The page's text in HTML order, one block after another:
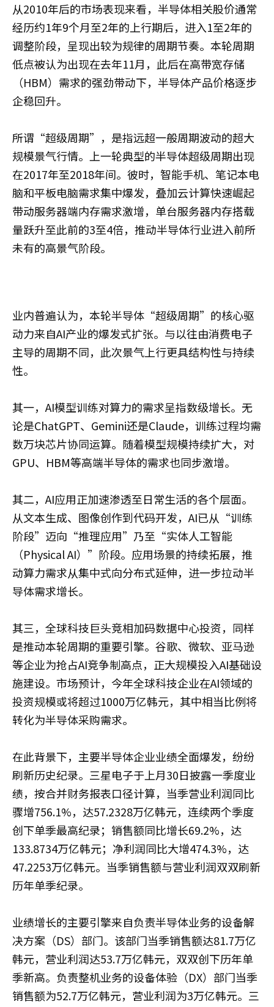
从2010年后的市场表现来看，半导体相关股价通常
经历约1年9个月至2年的上行期后，进入1至2年的
调整阶段，呈现出较为规律的周期节奏。本轮周期
低点被认为出现在去年11月，此后在高带宽存储
（HBM）需求的强劲带动下，半导体产品价格逐步
企稳回升。
所谓“超级周期”，是指远超一般周期波动的超大
规模景气行情。上一轮典型的半导体超级周期出现
在2017年至2018年间。彼时，智能手机、笔记本电
脑和平板电脑需求集中爆发，叠加云计算快速崛起
带动服务器端内存需求激增，单台服务器内存搭载
量跃升至此前的3至4倍，推动半导体行业进入前所
未有的高景气阶段。
业内普遍认为，本轮半导体“超级周期”的核心驱
动力来自AI产业的爆发式扩张。与以往由消费电子
主导的周期不同，此次景气上行更具结构性与持续
性。
其一，AI模型训练对算力的需求呈指数级增长。无
论是ChatGPT、Gemini还是Claude，训练过程均需
数万块芯片协同运算。随着模型规模持续扩大，对
GPU、HBM等高端半导体的需求也同步激增。
其二，AI应用正加速渗透至日常生活的各个层面。
从文本生成、图像创作到代码开发，AI已从“训练
阶段”迈向“推理应用”乃至“实体人工智能
（Physical AI）”阶段。应用场景的持续拓展，推
动算力需求从集中式向分布式延伸，进一步拉动半
导体需求增长。
其三，全球科技巨头竞相加码数据中心投资，同样
是推动本轮周期的重要引擎。谷歌、微软、亚马逊
等企业为抢占AI竞争制高点，正大规模投入AI基础设
施建设。市场预计，今年全球科技企业在AI领域的
投资规模或将超过1000万亿韩元，其中相当比例将
转化为半导体采购需求。
在此背景下，主要半导体企业业绩全面爆发，纷纷
刷新历史纪录。三星电子于上月30日披露一季度业
绩，按合并财务报表口径计算，当季营业利润同比
骤增756.1%，达57.2328万亿韩元，连续两个季度
创下单季最高纪录；销售额同比增长69.2%，达
133.8734万亿韩元；净利润同比大增474.3%，达
47.2253万亿韩元。当季销售额与营业利润双双刷新
历年单季纪录。
业绩增长的主要引擎来自负责半导体业务的设备解
决方案（DS）部门。该部门当季销售额达81.7万亿
韩元，营业利润达53.7万亿韩元，双双创下历年单
季新高。负责整机业务的设备体验（DX）部门当季
销售额为52.7万亿韩元，营业利润为3万亿韩元。三